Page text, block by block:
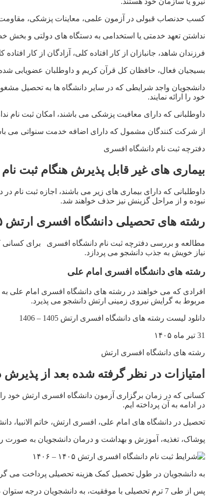
کسب حدنصاب قبولی در آزمون علمی، معاینات پزشكی،
نداشتن تعهد خدمتی یا استخدامی به دستگاه های دولتی و
فرزندان شاهد، جانبازان از کار افتاده کلی، آزادگان از کار
بسیجیان فعال، حافظان کل قرآن کریم و داوطلبان عضویابی شده
دانشجویان واجد شرایطی که در سایر دانشگاه ها به تحصیل
خود را ارائه نمایند.
داوطلبانی که دارای معافیت پزشکی می باشند، امکان ثبت نام
از شرکت کنندگان مشمول که دارای اضافه خدمت سنواتی می
دفترچه ثبت نام دانشگاه افسری
بیماری های غیر قابل پذیرش هنگام ثبت نام
داوطلبانی که دارای بیماری های زیر می باشند، اجازه ثبت
نبوده و از مراحل گزینش نیز حذف خواهند شد.
رشته های تحصیلی دانشگاه افسری ارتش ۱۴۰۵- ۱۴۰۶
مطالعه و بررسی دفترچه ثبت نام دانشگاه افسری برای کسانی
نیاز خویش به جذب دانشجو می پردازد.
رشته های دانشگاه افسری امام علی
افرادی که می خواهند در رشته های دانشگاه افسری امام علی به
مربوط به گرایش نیروی زمینی ارتش دانشجو می پذیرد.
دانلود لیست رشته های دانشگاه افسری ارتش 1405 – 1406
31 تیر ماه ۱۴۰۵
رشته های دانشگاه افسری ارتش
امتیازات در نظر گرفته شده بعد از پذیرش
کسانی که در زمان برگزاری آزمون دانشگاه افسری ارتش خود
در ادامه به آن پرداخته ایم.
تحصیل در دانشگاه های امام علی، افسری ارتش، خاتم الانبیا،
پوشاک، تغذیه، آموزش و بهداشت و درمان دانشجویان به صورت
به دانشجویان در طول تحصیل کمک هزینه تحصیلی پرداخت می
پس از طی 7 ترم تحصیلی با موفقیت، به دانشجویان درجه ستوان دومی اختصاص می یابد و پس از فارغ التحصیلی به آنان دانشنامه كارشناسی در رشته مربوطه اعطا میگردد.